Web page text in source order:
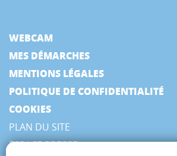
WEBCAM
MES DÉMARCHES
MENTIONS LÉGALES
POLITIQUE DE CONFIDENTIALITÉ
COOKIES
PLAN DU SITE
ESPACE PRESSE